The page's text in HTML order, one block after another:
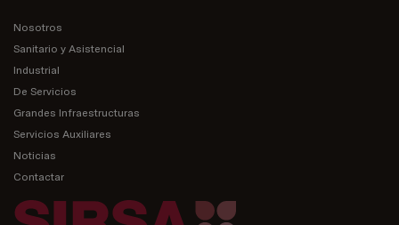
Nosotros
Sanitario y Asistencial
Industrial
De Servicios
Grandes Infraestructuras
Servicios Auxiliares
Noticias
Contactar